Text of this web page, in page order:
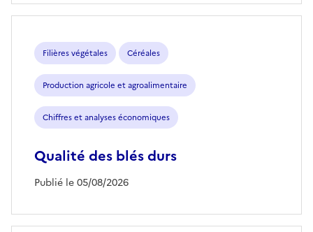
Filières végétales Céréales
Production agricole et agroalimentaire
Chiffres et analyses économiques
Qualité des blés durs
Publié le 05/08/2026